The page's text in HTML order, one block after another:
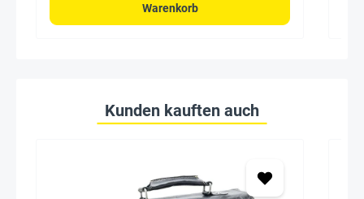
Warenkorb
Kunden kauften auch